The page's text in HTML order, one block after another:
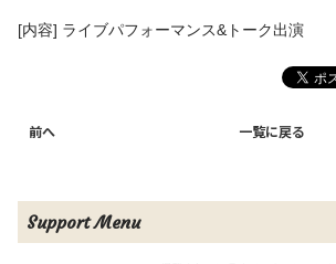
[内容] ライブパフォーマンス&トーク出演
前へ 一覧に戻る
Support Menu